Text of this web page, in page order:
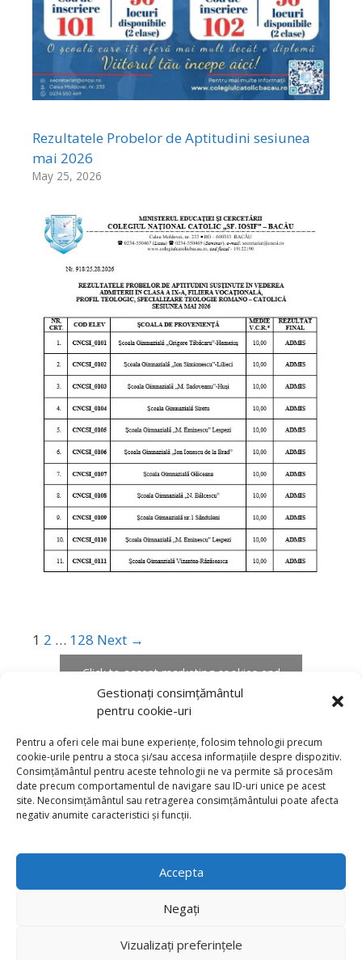
Gestionați consimțământul
pentru cookie-uri
Pentru a oferi cele mai bune experiențe, folosim tehnologii precum
cookie-urile pentru a stoca și/sau accesa informațiile despre dispozitiv.
Consimțământul pentru aceste tehnologii ne va permite să procesăm
date precum comportamentul de navigare sau ID-uri unice pe acest
site. Neconsimțământul sau retragerea consimțământului poate afecta
negativ anumite caracteristici și funcții.
Accepta
Negați
Vizualizați preferințele
Rezultatele Probelor de Aptitudini sesiunea
mai 2026
May 25, 2026
1 2 … 128 Next →
Click to accept marketing cookies and
enable this content
© 2022 Colegiul National Catolic "Sf. Iosif" Bacau